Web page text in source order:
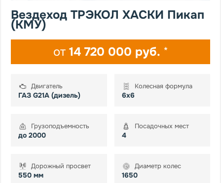
Вездеход ТРЭКОЛ ХАСКИ Пикап
(КМУ)
от 14 720 000 руб. *
Двигатель
ГАЗ G21A (дизель)
Колесная формула
6х6
Грузоподъемность
до 2000
Посадочных мест
4
Дорожный просвет
550 мм
Диаметр колес
1650